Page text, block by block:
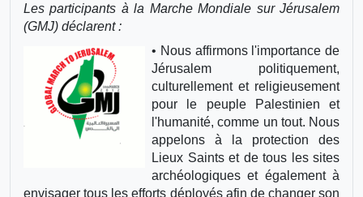
Les participants à la Marche Mondiale sur Jérusalem
(GMJ) déclarent :
• Nous affirmons l'importance de
Jérusalem ‬ politiquement,
culturellement et religieusement
pour le peuple Palestinien et
l'humanité, comme un tout. Nous
appelons à la protection des
Lieux Saints et de tous les sites
archéologiques et également à
envisager tous les efforts déployés afin de changer son